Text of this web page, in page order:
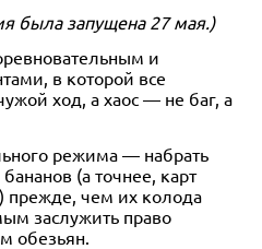
была запущена 27 мая.)
и
в которой все
ход, а хаос — не баг, а
режима — набрать
(а точнее, карт
прежде, чем их колода
заслужить право
обезьян.